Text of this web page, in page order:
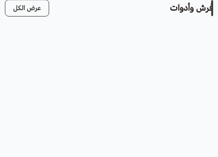
فرش وأدوات عرض الكل